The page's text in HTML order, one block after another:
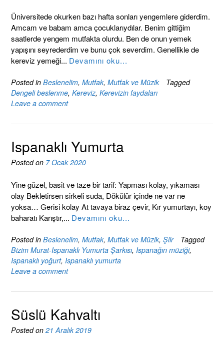
Üniversitede okurken bazı hafta sonları yengemlere giderdim.
Amcam ve babam amca çocuklarıydılar. Benim gittiğim
saatlerde yengem mutfakta olurdu. Ben de onun yemek
yapışını seyrederdim ve bunu çok severdim. Genellikle de
kereviz yemeği... Devamını oku...
Posted in Beslenelim, Mutfak, Mutfak ve Müzik
Tagged
Dengeli beslenme, Kereviz, Kerevizin faydaları
Leave a comment
Ispanaklı Yumurta
Posted on 7 Ocak 2020
Yine güzel, basit ve taze bir tarif: Yapması kolay, yıkaması
olay Bekletirsen sirkeli suda, Dökülür içinde ne var ne
yoksa… Gerisi kolay At tavaya biraz çevir, Kır yumurtayı, koy
baharatı Karıştır,... Devamını oku...
Posted in Beslenelim, Mutfak, Mutfak ve Müzik, Şiir
Tagged
Bizim Murat-Ispanaklı Yumurta Şarkısı, Ispanağın müziği,
Ispanaklı yoğurt, Ispanaklı yumurta
Leave a comment
Süslü Kahvaltı
Posted on 21 Aralık 2019